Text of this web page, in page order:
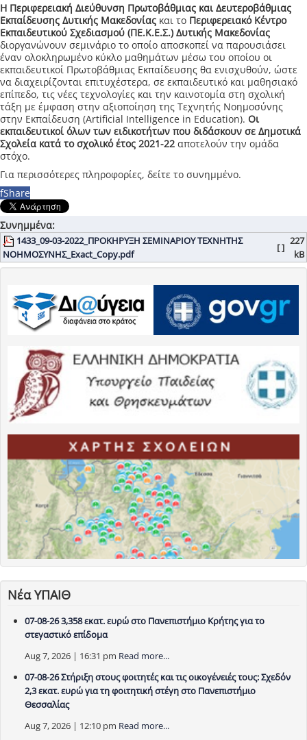
Η Περιφερειακή Διεύθυνση Πρωτοβάθμιας και Δευτεροβάθμιας
Εκπαίδευσης Δυτικής Μακεδονίας και το Περιφερειακό Κέντρο
Εκπαιδευτικού Σχεδιασμού (ΠΕ.Κ.Ε.Σ.) Δυτικής Μακεδονίας
διοργανώνουν σεμινάριο το οποίο αποσκοπεί να παρουσιάσει
έναν ολοκληρωμένο κύκλο μαθημάτων μέσω του οποίου οι
εκπαιδευτικοί Πρωτοβάθμιας Εκπαίδευσης θα ενισχυθούν, ώστε
να διαχειρίζονται επιτυχέστερα, σε εκπαιδευτικό και μαθησιακό
επίπεδο, τις νέες τεχνολογίες και την καινοτομία στη σχολική
τάξη με έμφαση στην αξιοποίηση της Τεχνητής Νοημοσύνης
στην Εκπαίδευση (Artificial Intelligence in Education). Οι
εκπαιδευτικοί όλων των ειδικοτήτων που διδάσκουν σε Δημοτικά
Σχολεία κατά το σχολικό έτος 2021-22 αποτελούν την ομάδα
στόχο.
Για περισσότερες πληροφορίες, δείτε το συνημμένο.
fShare
Συνημμένα:
1433_09-03-2022_ΠΡΟΚΗΡΥΞΗ ΣΕΜΙΝΑΡΙΟΥ ΤΕΧΝΗΤΗΣ
ΝΟΗΜΟΣΥΝΗΣ_Exact_Copy.pdf
[ ]
227
kB
Νέα ΥΠΑΙΘ
07-08-26 3,358 εκατ. ευρώ στο Πανεπιστήμιο Κρήτης για το
στεγαστικό επίδομα
Aug 7, 2026 | 16:31 pm Read more...
07-08-26 Στήριξη στους φοιτητές και τις οικογένειές τους: Σχεδόν
2,3 εκατ. ευρώ για τη φοιτητική στέγη στο Πανεπιστήμιο
Θεσσαλίας
Aug 7, 2026 | 12:10 pm Read more...